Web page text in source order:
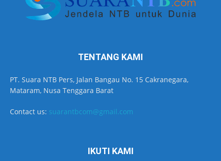
TENTANG KAMI
PT. Suara NTB Pers, Jalan Bangau No. 15 Cakranegara,
Mataram, Nusa Tenggara Barat
Contact us: suarantbcom@gmail.com
IKUTI KAMI